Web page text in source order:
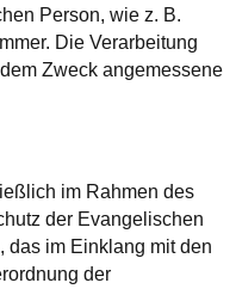
Person, wie z. B.
Die Verarbeitung
Zweck angemessene
im Rahmen des
der Evangelischen
das im Einklang mit den
der